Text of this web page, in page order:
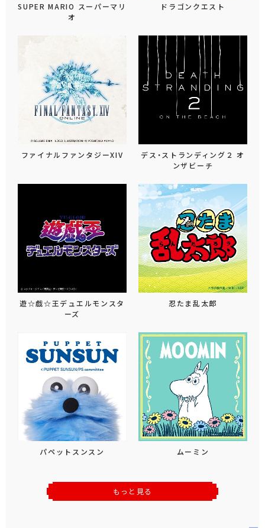
SUPER MARIO スーパーマリ
オ
ドラゴンクエスト
ファイナルファンタジーXIV
デス・ストランディング２ オ
ンザビーチ
遊☆戯☆王デュエルモンスタ
ーズ
忍たま乱太郎
パペットスンスン ムーミン
もっと見る